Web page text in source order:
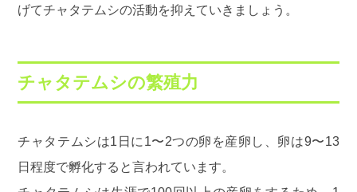
げてチャタテムシの活動を抑えていきましょう。
チャタテムシの繁殖力
チャタテムシは1日に1〜2つの卵を産卵し、卵は9〜13
日程度で孵化すると言われています。